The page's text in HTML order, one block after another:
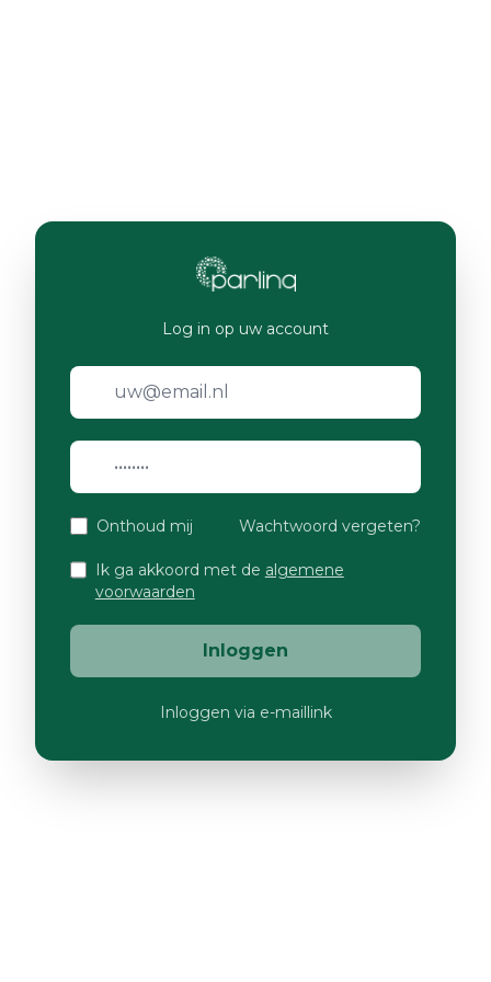
Log in op uw account
Onthoud mij Wachtwoord vergeten?
Ik ga akkoord met de algemene
voorwaarden
Inloggen
Inloggen via e-maillink